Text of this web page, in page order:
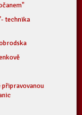
technika
připravovanou